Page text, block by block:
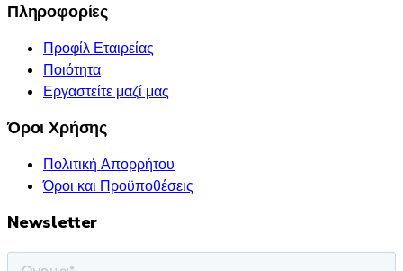
Πληροφορίες
Προφίλ Εταιρείας
Ποιότητα
Εργαστείτε μαζί μας
Όροι Χρήσης
Πολιτική Απορρήτου
Όροι και Προϋποθέσεις
Newsletter